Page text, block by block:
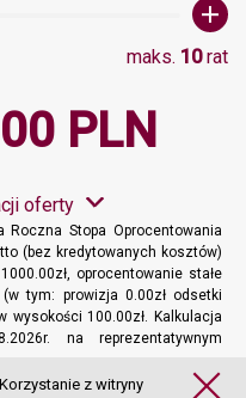
maks. 10rat
PLN
oferty
Roczna Stopa Oprocentowania
(bez kredytowanych kosztów)
oprocentowanie stałe
tym: prowizja 0.00zł odsetki
wysokości 100.00zł. Kalkulacja
na reprezentatywnym
Więcej informacji
z witryny